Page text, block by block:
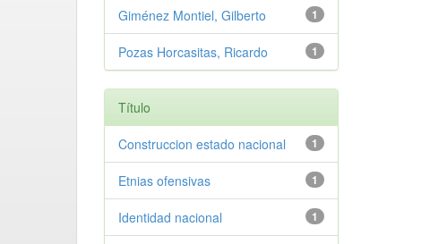
1
Giménez Montiel, Gilberto
1
Pozas Horcasitas, Ricardo
Título
1
Construccion estado nacional
1
Etnias ofensivas
1
Identidad nacional